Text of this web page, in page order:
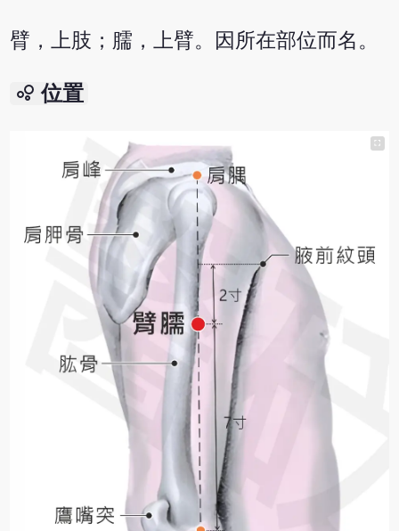
臂，上肢；臑，上臂。因所在部位而名。
bubble_chart 位置